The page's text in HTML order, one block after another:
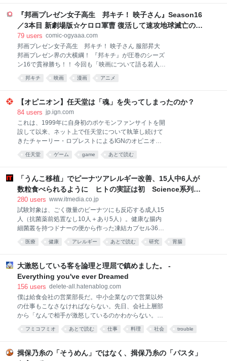
で消し
仲間たちについて説明しよう。 オフセット印刷とは？
オフセット印刷はよく聞く名前だと思う。多くの場合
は、PS版と呼ばれる平らな版を使って印刷する手法の
になんで刷れるの？ と思うかもしれないが、これは
平たい版の表面を親油性と親水性とに性質を分けるこ
とで、親油性の部分にのみインキがついて、絵柄や文
字を印刷できるのだ。 今、さらっと「平版印刷とも呼
た場合には、平版印刷を
『邦画プレゼン女子高生 邦キチ！ 映子さん』Season16
／3本目 新劇場版☆ケロロ軍曹 復活して速攻地球滅亡の危
機であります！ - 服部昇大 | COMIC OGYAAA!!
79 users comic-ogyaaa.com
邦画プレゼン女子高生 邦キチ！ 映子さん 服部昇大
邦画プレゼン界の大横綱！ 『邦キチ』が圧巻のシーズ
ン16で貫禄勝ち！！ 今回も「映画について語る若人の
部」を舞台に、比類なき邦画中毒女子高生・邦キチ
が、まずまずの洋画好きな部長・洋一を相手に絶妙な
プレゼン！！プレゼン！！！ その視点、その愛情、そ
の圧力ーー。全てにおいてシーズン15を凌駕ッ！！ 銀
河系初の邦画プレゼン漫画、…今回もがっぷり四つで
す！！ 【※映画について語る若人の部への映画相談
も、「ファンレターを送る」からご応募ください。質
ームも忘れずにご記入ください。（例：【映画相談】
容を一部変更させていただく場合がございます。】
邦キチ 映画 漫画 アニメ
【オピニオン】任天堂は「魂」を失ってしまったのか？
84 users jp.ign.com
これは、1999年に自身初のポケモンファンサイトを開
設して以来、ネット上で任天堂について執筆し続けて
きたチャーリー・ロプレストによるIGNのオピニオン
記事である。彼はニンテンドーDS Liteを最高の任天堂
ハードと評価しており、クッパ7人衆が再びクッパの
い。 「任天堂はこの男を雇うべきだ！」あわせて読み
たい『ゼルダの伝説 時のオカリナ』のリメイクが正式
発表 情報は少ないながらリンクの姿が解禁、2026年
間は男であれ女であれ、どこにも存在しない。この
「この男を雇え」という叫びのほとんどは、皮肉や嘲
笑を込めて使われるものだ。フレームレートが不安定
でシェーダーのコンパイル画面が挟まるような、
社
任天堂 ゲーム game あとで読む
「うんこ移植」でピーナツアレルギー改善、15人中6人が
数粒食べられるように ヒトの実証は初 Science系列誌
掲載
280 users www.itmedia.co.jp
試験対象は、ごく微量のピーナツにも反応する成人15
人（抗菌薬前処置なし10人＋あり5人）。健康な腸内
細菌叢を持つドナーの便から作った凍結カプセル36個
を、数時間かけて服用してもらった。 その結果、4カ
月後に調査で、10人中3人がピーナツを数粒食べられ
薬を投与し、患者自身の腸内細菌を減らして移植菌が
定着するかを確かめた。すると、5人中3人で改善が見
られ、反応が出るまでに4粒を超えるピーナツを食べ
めたことを示唆する結果が出た。改善したのは全体で
15人中6人で、安全性の問題は報告されなかった。 チ
ームは過去の研究で、食物アレルギーを持つ乳児の便
を、アレルギーを起こしやすい系統のマウスに移植す
をいくつか特定
医療 健康 アレルギー あとで読む 研究 胃腸
大激怒している客を論理と理屈で鎮めました。 -
Everything you've ever Dreamed
156 users delete-all.hatenablog.com
僕は給食会社の営業部長だ。中小企業なので営業以外
の仕事もこなさなければならない。先日、会社上層部
から「なんで相手が激怒しているのかわからない。何
とかしてくれ」と泣きつかれて後処理を任された。
「あなたが相手から嫌われているだけでは？」という
の悪いことは聞こえないみたいだ。話を聞くと、クレ
フミコフミオ あとで読む 仕事 料理 社会 trouble
揖保乃糸の「そうめん」ではなく、揖保乃糸の「パスタ」